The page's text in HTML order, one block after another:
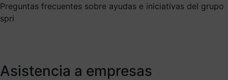
Preguntas frecuentes sobre ayudas e iniciativas del grupo
spri
Asistencia a empresas